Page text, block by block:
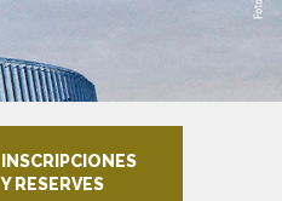
INSCRIPCIONES
Y RESERVES